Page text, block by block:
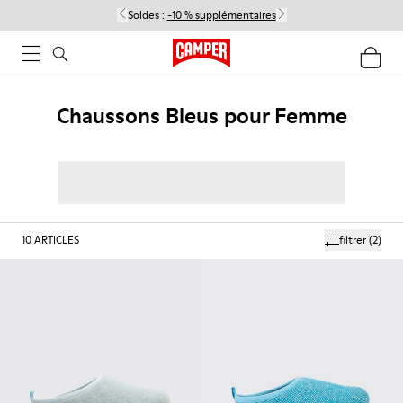
Soldes : -10 % supplémentaires
Chaussons Bleus pour Femme
filtrer(2)
10ARTICLES